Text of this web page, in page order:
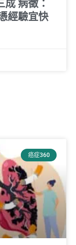
成 病徵：
經驗宜快
癌症360